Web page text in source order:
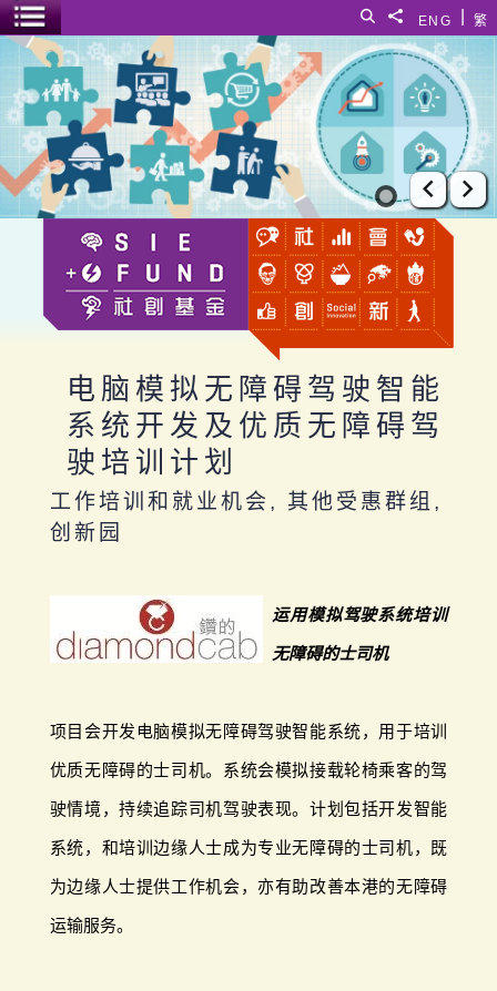
繁
ENG
分享給
搜寻
菜单开关
电脑模拟无障碍驾驶智能系统开发及优质无障碍驾驶培训计划
上一张
下
电脑模拟无障碍驾驶智能
系统开发及优质无障碍驾
驶培训计划
工作培训和就业机会, 其他受惠群组,
创新园
运用模拟驾驶系统培训
无障碍的士司机
项目会开发电脑模拟无障碍驾驶智能系统，用于培训
优质无障碍的士司机。系统会模拟接载轮椅乘客的驾
驶情境，持续追踪司机驾驶表现。计划包括开发智能
系统，和培训边缘人士成为专业无障碍的士司机，既
为边缘人士提供工作机会，亦有助改善本港的无障碍
运输服务。